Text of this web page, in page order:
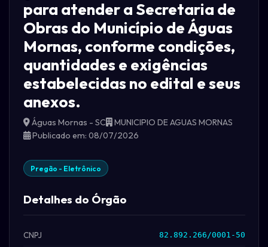
para atender a Secretaria de
Obras do Município de Águas
Mornas, conforme condições,
quantidades e exigências
estabelecidas no edital e seus
anexos.
Águas Mornas - SC
MUNICIPIO DE AGUAS MORNAS
Publicado em: 08/07/2026
Pregão - Eletrônico
Detalhes do Órgão
CNPJ 82.892.266/0001-50